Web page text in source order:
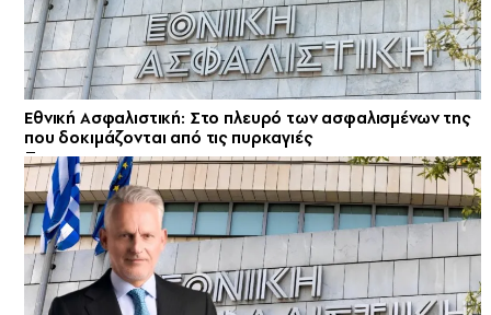
Εθνική Ασφαλιστική: Στο πλευρό των ασφαλισμένων της
που δοκιμάζονται από τις πυρκαγιές